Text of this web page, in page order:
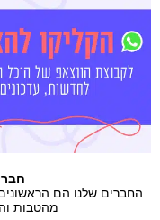
החברים שלנו הם
מהטבות